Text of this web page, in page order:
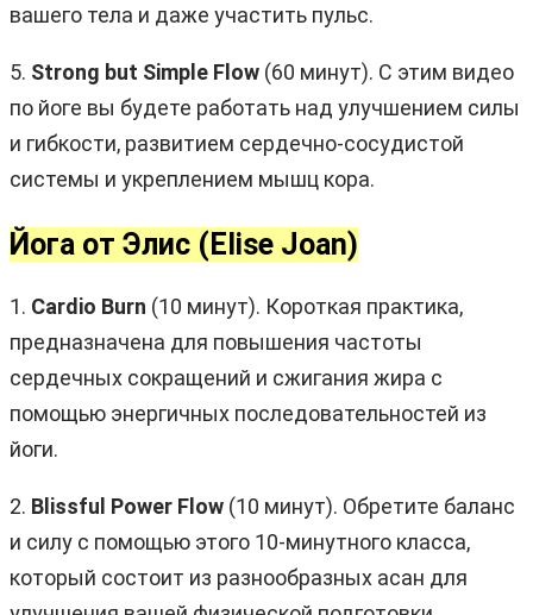
вашего тела и даже участить пульс.
5. Strong but Simple Flow (60 минут). С этим видео
по йоге вы будете работать над улучшением силы
и гибкости, развитием сердечно-сосудистой
системы и укреплением мышц кора.
Йога от Элис (Elise Joan)
1. Cardio Burn (10 минут). Короткая практика,
предназначена для повышения частоты
сердечных сокращений и сжигания жира с
помощью энергичных последовательностей из
йоги.
2. Blissful Power Flow (10 минут). Обретите баланс
и силу с помощью этого 10-минутного класса,
который состоит из разнообразных асан для